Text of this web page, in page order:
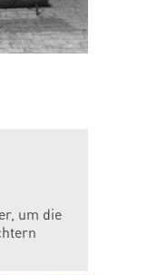
um die